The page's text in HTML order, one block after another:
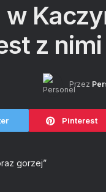
w
z
Przez
Pinterest